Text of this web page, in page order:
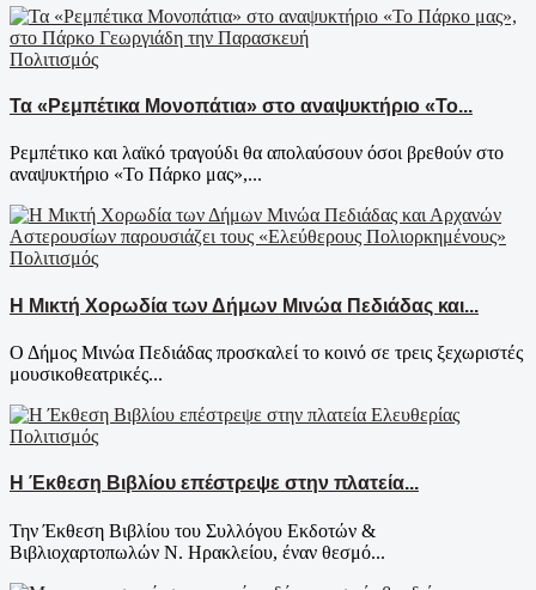
Πολιτισμός
Τα «Ρεμπέτικα Μονοπάτια» στο αναψυκτήριο «Το...
Ρεμπέτικο και λαϊκό τραγούδι θα απολαύσουν όσοι βρεθούν στο
αναψυκτήριο «Το Πάρκο μας»,...
Πολιτισμός
Η Μικτή Χορωδία των Δήμων Μινώα Πεδιάδας και...
Ο Δήμος Μινώα Πεδιάδας προσκαλεί το κοινό σε τρεις ξεχωριστές
μουσικοθεατρικές...
Πολιτισμός
Η Έκθεση Βιβλίου επέστρεψε στην πλατεία...
Την Έκθεση Βιβλίου του Συλλόγου Εκδοτών &
Βιβλιοχαρτοπωλών Ν. Ηρακλείου, έναν θεσμό...